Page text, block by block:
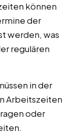
können
der
werden, was
regulären
in der
Arbeitszeiten
oder